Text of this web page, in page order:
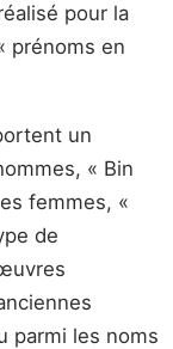
pour la
prénoms en
un
« Bin
femmes, «
de
parmi les noms